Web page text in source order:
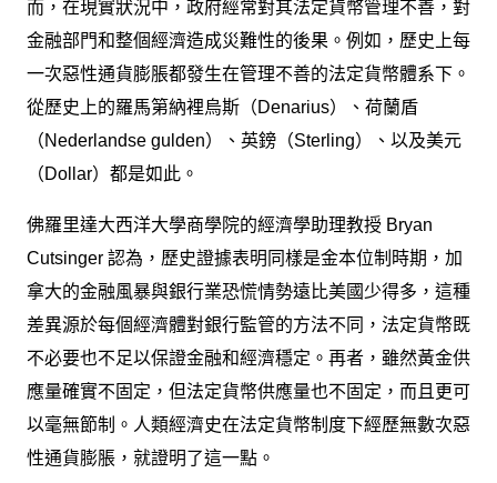
而，在現實狀況中，政府經常對其法定貨幣管理不善，對
金融部門和整個經濟造成災難性的後果。例如，歷史上每
一次惡性通貨膨脹都發生在管理不善的法定貨幣體系下。
從歷史上的羅馬第納裡烏斯（Denarius）、荷蘭盾
（Nederlandse gulden）、英鎊（Sterling）、以及美元
（Dollar）都是如此。
佛羅里達大西洋大學商學院的經濟學助理教授 Bryan
Cutsinger 認為，歷史證據表明同樣是金本位制時期，加
拿大的金融風暴與銀行業恐慌情勢遠比美國少得多，這種
差異源於每個經濟體對銀行監管的方法不同，法定貨幣既
不必要也不足以保證金融和經濟穩定。再者，雖然黃金供
應量確實不固定，但法定貨幣供應量也不固定，而且更可
以毫無節制。人類經濟史在法定貨幣制度下經歷無數次惡
性通貨膨脹，就證明了這一點。